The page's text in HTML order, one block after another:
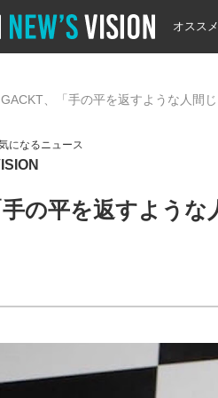
オスス
GACKT、「手の平を返すような人間
になるニュース
の平を返すよう